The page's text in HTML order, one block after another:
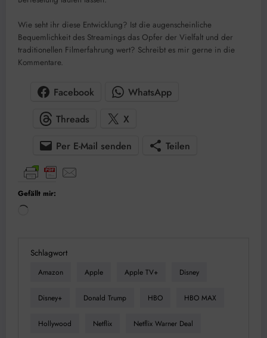
Wie seht ihr diese Entwicklung? Ist die augenscheinliche
Bequemlichkeit des Streamings das Opfer der Vielfalt und der
traditionellen Filmerfahrung wert? Schreibt es mir gerne in die
Kommentare.
Facebook
WhatsApp
Threads
X
Per E-Mail senden
Teilen
Gefällt mir:
Schlagwort
Amazon Apple Apple TV+ Disney
Disney+ Donald Trump HBO HBO MAX
Hollywood Netflix Netflix Warner Deal